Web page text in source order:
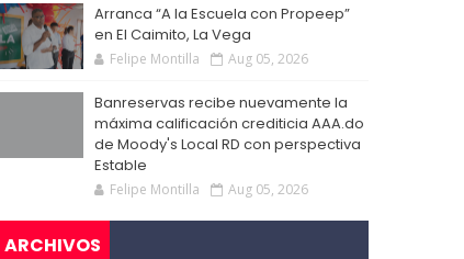
Arranca “A la Escuela con Propeep”
en El Caimito, La Vega
Felipe Montilla Aug 05, 2026
Banreservas recibe nuevamente la
máxima calificación crediticia AAA.do
de Moody's Local RD con perspectiva
Estable
Felipe Montilla Aug 05, 2026
ARCHIVOS